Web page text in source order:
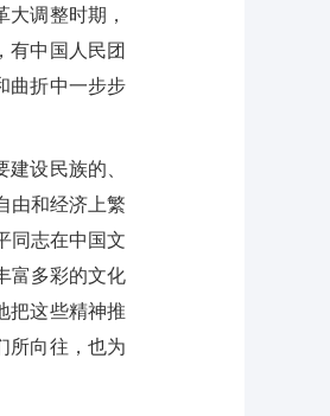
调整时期，
有中国人民团
曲折中一步步
设民族的、
由和经济上繁
同志在中国文
富多彩的文化
把这些精神推
所向往，也为